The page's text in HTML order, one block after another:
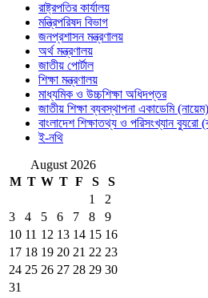
রাষ্ট্রপতির কার্যালয়
মন্ত্রিপরিষদ বিভাগ
জনপ্রশাসন মন্ত্রণালয়
অর্থ মন্ত্রণালয়
জাতীয় পোর্টাল
শিক্ষা মন্ত্রণালয়
মাধ্যমিক ও উচ্চশিক্ষা অধিদপ্তর
জাতীয় শিক্ষা ব্যবস্থাপনা একাডেমি (নায়েম)
বাংলাদেশ শিক্ষাতথ্য ও পরিসংখ্যান ব্যুরো
ই-নথি
August 2026
M T W T F S
S
1
2
3
4 5 6 7 8
9
10 11 12 13 14 15 16
17 18 19 20 21 22 23
24 25 26 27 28 29 30
31